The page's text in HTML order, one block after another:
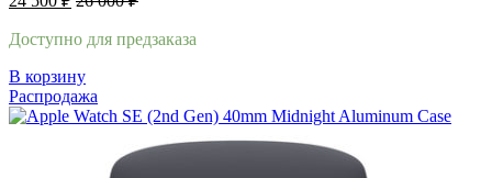
Доступно для предзаказа
В корзину
Распродажа